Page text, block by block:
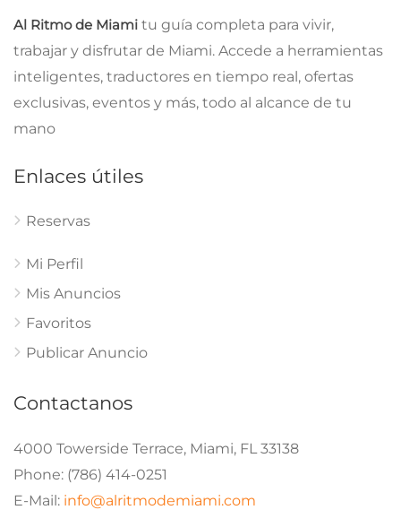
Al Ritmo de Miami tu guía completa para vivir,
trabajar y disfrutar de Miami. Accede a herramientas
inteligentes, traductores en tiempo real, ofertas
exclusivas, eventos y más, todo al alcance de tu
mano
Enlaces útiles
Reservas
Mi Perfil
Mis Anuncios
Favoritos
Publicar Anuncio
Contactanos
4000 Towerside Terrace, Miami, FL 33138
Phone: (786) 414-0251
E-Mail: info@alritmodemiami.com